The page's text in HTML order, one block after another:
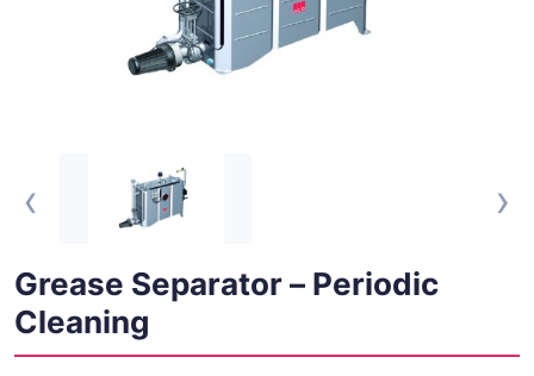
‹ ›
Grease Separator – Periodic
Cleaning